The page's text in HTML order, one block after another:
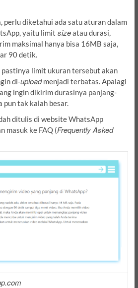
perlu diketahui ada satu aturan dalam
yaitu limit sizeatau durasi,
maksimal hanya bisa 16MB saja,
90 detik.
pastinya limit ukuran tersebut akan
di-uploadmenjadi terbatas. Apalagi
ingin dikirim durasinya panjang-
pun tak kalah besar.
ditulis di website WhatsApp
masuk ke FAQ (Frequently Asked